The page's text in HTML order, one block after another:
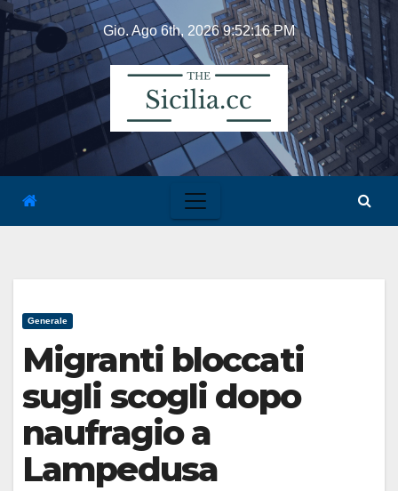
Skip
content
Gio. Ago 6th, 20269:52:16 PM
Generale
Migranti bloccati
sugli scogli dopo
naufragio a
Lampedusa